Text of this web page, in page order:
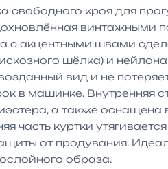
свободного кроя для
винтажными
с акцентными швами
шёлка) и
вид и не
в машинке. Внутренняя
а также оснащена
часть куртки
от продувания.
образа.